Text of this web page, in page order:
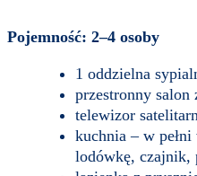
Pojemność: 2–4 osoby
1 oddzielna
przestronny salon
telewizor
kuchnia – w
lodówkę, czajnik,